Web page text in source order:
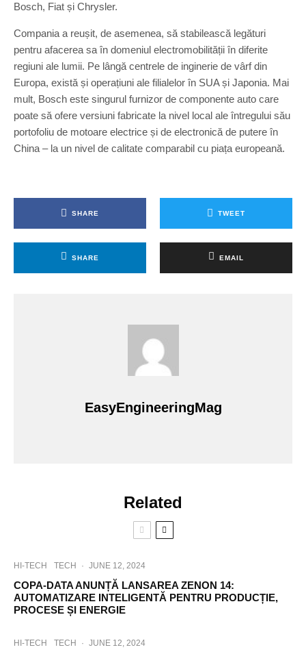
Bosch, Fiat și Chrysler.
Compania a reușit, de asemenea, să stabilească legături
pentru afacerea sa în domeniul electromobilității în diferite
regiuni ale lumii. Pe lângă centrele de inginerie de vârf din
Europa, există și operațiuni ale filialelor în SUA și Japonia. Mai
mult, Bosch este singurul furnizor de componente auto care
poate să ofere versiuni fabricate la nivel local ale întregului său
portofoliu de motoare electrice și de electronică de putere în
China – la un nivel de calitate comparabil cu piața europeană.
SHARE TWEET
SHARE EMAIL
EasyEngineeringMag
Related
HI-TECH TECH · JUNE 12, 2024
COPA-DATA ANUNȚĂ LANSAREA ZENON 14:
AUTOMATIZARE INTELIGENTĂ PENTRU PRODUCȚIE,
PROCESE ȘI ENERGIE
HI-TECH TECH · JUNE 12, 2024